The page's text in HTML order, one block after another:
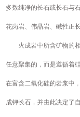
多数纯净的长石或长石与
花岗岩、伟晶岩、碱性正
火成岩中所含矿物的相
任意聚集的，而是遵循着
在富含二氧化硅的岩浆中
成钾长石，并由此决定了